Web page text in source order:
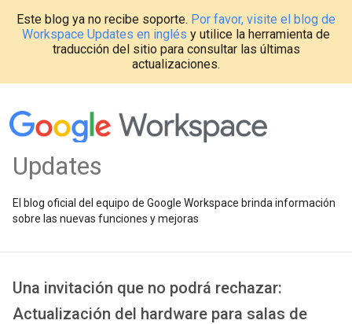
Este blog ya no recibe soporte. Por favor, visite el blog de
Workspace Updates en inglés y utilice la herramienta de
traducción del sitio para consultar las últimas
actualizaciones.
Updates
El blog oficial del equipo de Google Workspace brinda información
sobre las nuevas funciones y mejoras
Una invitación que no podrá rechazar:
Actualización del hardware para salas de